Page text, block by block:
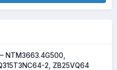
NTM3663.4G500,
2, ZB25VQ64